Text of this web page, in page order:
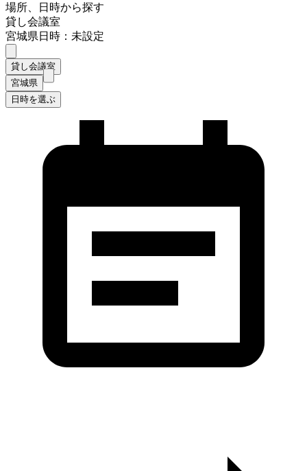
場所、日時から探す
貸し会議室
宮城県日時：未設定
貸し会議室
宮城県
日時を選ぶ